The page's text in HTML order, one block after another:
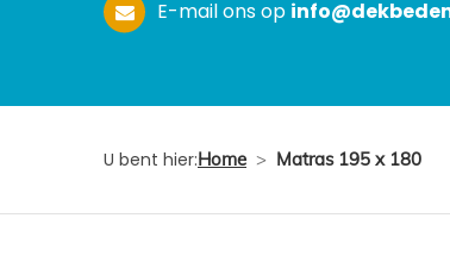
E-mail ons op
U bent hier:Home > Matras 195 x 180